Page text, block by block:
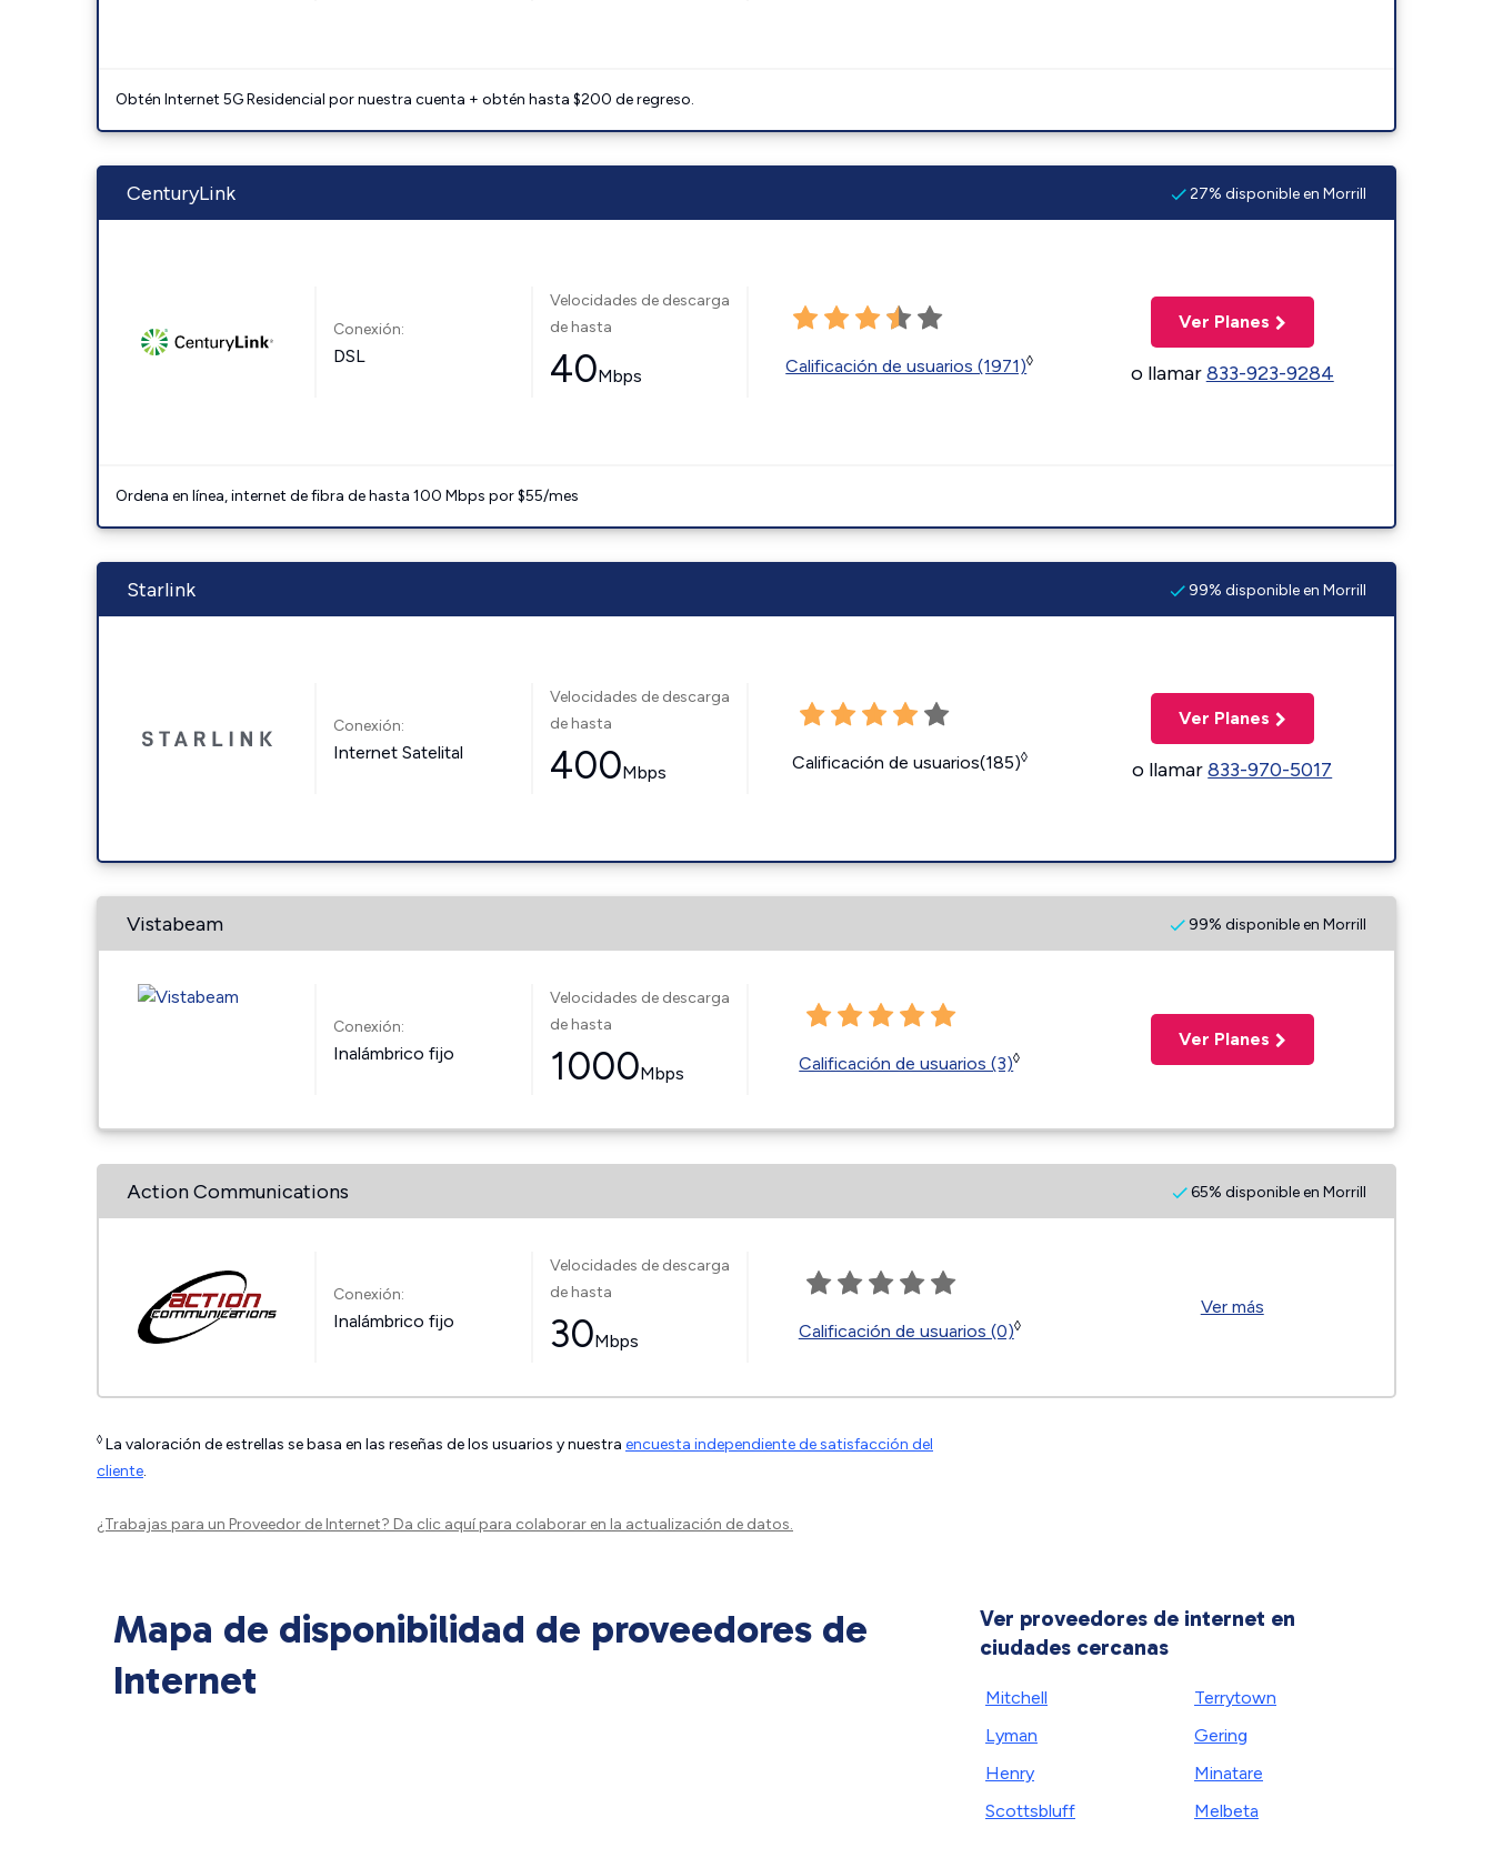
Obtén Internet 5G Residencial por nuestra cuenta + obtén hasta $200 de regreso.
CenturyLink 27% disponible en Morrill
Conexión:
DSL
Velocidades de descarga
de hasta
40Mbps Calificación de usuarios (1971)◊
Ver Planes
o llamar833-923-9284
Ordena en línea, internet de fibra de hasta 100 Mbps por $55/mes
Starlink 99% disponible en Morrill
Conexión:
Internet Satelital
Velocidades de descarga
de hasta
400Mbps Calificación de usuarios(185)◊
Ver Planes
o llamar833-970-5017
Vistabeam 99% disponible en Morrill
Conexión:
Inalámbrico fijo
Velocidades de descarga
de hasta
1000Mbps Calificación de usuarios (3)◊
Ver Planes
Action Communications 65% disponible en Morrill
Conexión:
Inalámbrico fijo
Velocidades de descarga
de hasta
30Mbps Calificación de usuarios (0)◊
Ver más
◊ La valoración de estrellas se basa en las reseñas de los usuarios y nuestra encuesta independiente de satisfacción del
cliente.
¿Trabajas para un Proveedor de Internet? Da clic aquípara colaborar en la actualización de datos.
Mapa de disponibilidad de proveedores de
Internet
Ver proveedores de internet en
ciudades cercanas
Mitchell
Lyman
Henry
Scottsbluff
Terrytown
Gering
Minatare
Melbeta